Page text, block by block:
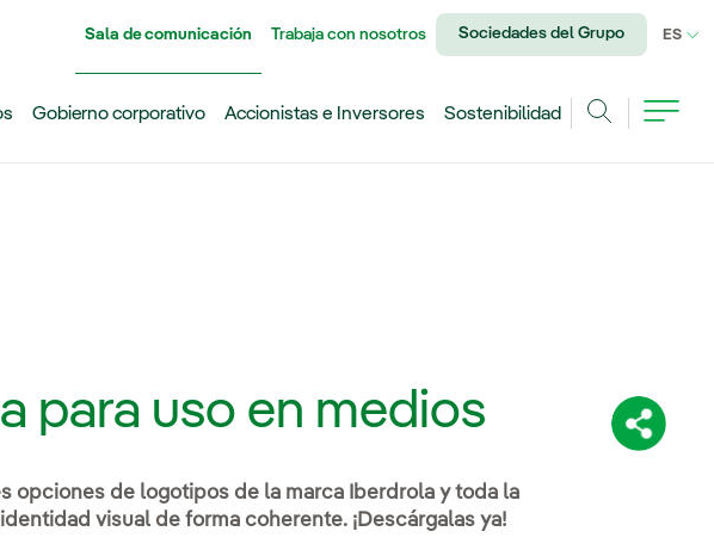
Sala de comunicación Trabaja con nosotros Sociedades del Grupo ES
Gobierno corporativo Accionistas e Inversores
Sostenibilidad
para uso en medios
opciones de logotipos de la marca Iberdrola y toda la
visual de forma coherente. ¡Descárgalas ya!